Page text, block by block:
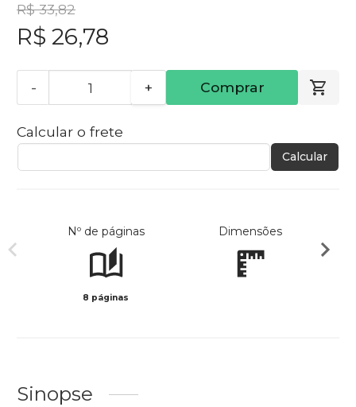
R$ 33,82
R$ 26,78
- + Comprar
Calcular o frete
Calcular
Nº de páginas
8 páginas
Dimensões
Sinopse